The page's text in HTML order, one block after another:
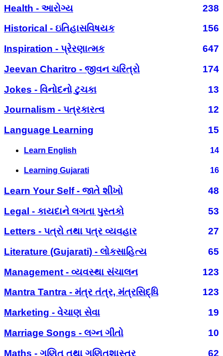
Health - આરોગ્ય
238
Historical - ઇતિહાસવિષયક
156
Inspiration - પ્રેરણાત્મક
647
Jeevan Charitro - જીવન ચરિત્રો
174
Jokes - વિનોદનો ટુચકા
13
Journalism - પત્રકારત્વ
12
Language Learning
15
Learn English 14
Learning Gujarati 16
Learn Your Self - જાતે શીખો
48
Legal - કાયદાને લગતા પુસ્તકો
53
Letters - પત્રો તથા પત્ર વ્યવહાર
27
Literature (Gujarati) - લોકસાહિત્ય
65
Management - વ્યવસ્થા સંચાલન
123
Mantra Tantra - મંત્ર તંત્ર, મંત્રસિદ્ધિ
123
Marketing - વેચાણ સેવા
19
Marriage Songs - લગ્ન ગીતો
10
Maths - ગણિત તથા ગણિતશાસ્ત્ર
62